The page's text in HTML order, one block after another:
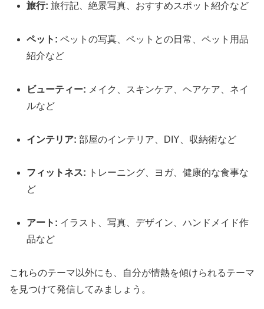
旅行: 旅行記、絶景写真、おすすめスポット紹介など
ペット: ペットの写真、ペットとの日常、ペット用品
紹介など
ビューティー: メイク、スキンケア、ヘアケア、ネイ
ルなど
インテリア: 部屋のインテリア、DIY、収納術など
フィットネス: トレーニング、ヨガ、健康的な食事な
ど
アート: イラスト、写真、デザイン、ハンドメイド作
品など
これらのテーマ以外にも、自分が情熱を傾けられるテーマ
を見つけて発信してみましょう。